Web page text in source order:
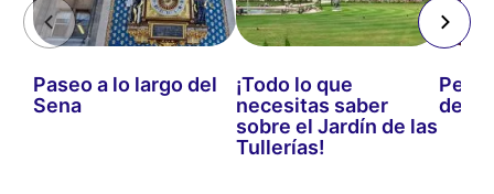
Paseo a lo largo del
Sena
¡Todo lo que
necesitas saber
sobre el Jardín de las
Tullerías!
de